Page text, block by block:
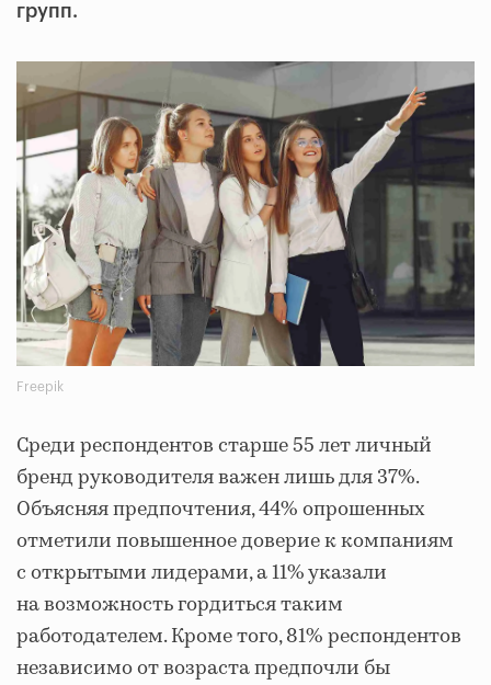
групп.
Freepik
Среди респондентов старше 55 лет личный
бренд руководителя важен лишь для 37%.
Объясняя предпочтения, 44% опрошенных
отметили повышенное доверие к компаниям
с открытыми лидерами, а 11% указали
на возможность гордиться таким
работодателем. Кроме того, 81% респондентов
независимо от возраста предпочли бы